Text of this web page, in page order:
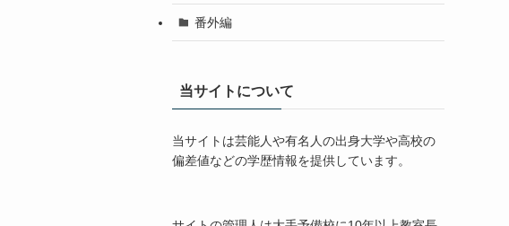
番外編
当サイトについて
当サイトは芸能人や有名人の出身大学や高校の
偏差値などの学歴情報を提供しています。